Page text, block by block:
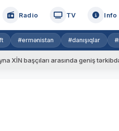
Radio TV Info
#ermənistan #danışıqlar
arasında geniş tərkibdə görüş